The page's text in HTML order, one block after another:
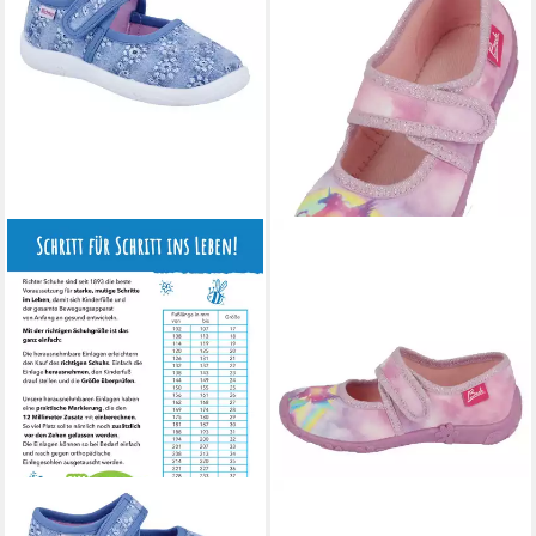
RICHTERMia Hausschuh